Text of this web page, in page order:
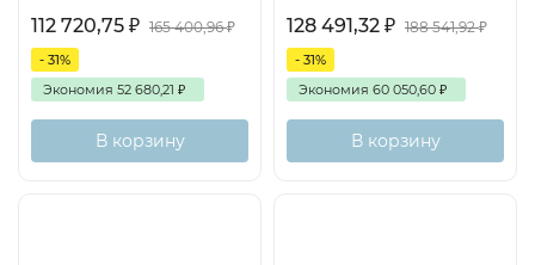
112 720,75 ₽ 165 400,96₽
- 31%
Экономия 52 680,21 ₽
В корзину
128 491,32 ₽ 188 541,92₽
- 31%
Экономия 60 050,60 ₽
В корзину